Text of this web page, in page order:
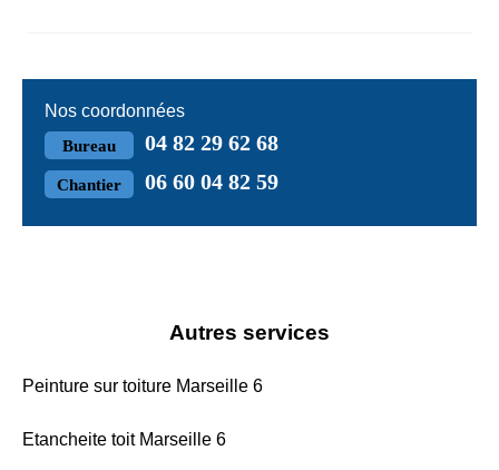
Nos coordonnées
Bureau 04 82 29 62 68
Chantier 06 60 04 82 59
Autres services
Peinture sur toiture Marseille 6
Etancheite toit Marseille 6